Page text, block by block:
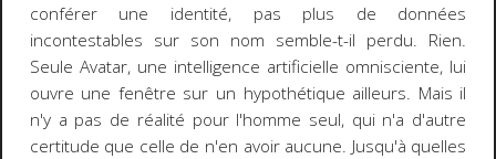
conférer une identité, pas plus de données
incontestables sur son nom semble-t-il perdu. Rien.
Seule Avatar, une intelligence artificielle omnisciente, lui
ouvre une fenêtre sur un hypothétique ailleurs. Mais il
n'y a pas de réalité pour l'homme seul, qui n'a d'autre
certitude que celle de n'en avoir aucune. Jusqu'à quelles